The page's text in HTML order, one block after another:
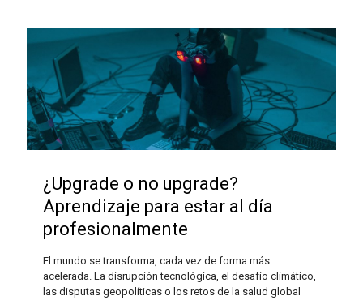
¿Upgrade o no upgrade?
Aprendizaje para estar al día
profesionalmente
El mundo se transforma, cada vez de forma más
acelerada. La disrupción tecnológica, el desafío climático,
las disputas geopolíticas o los retos de la salud global